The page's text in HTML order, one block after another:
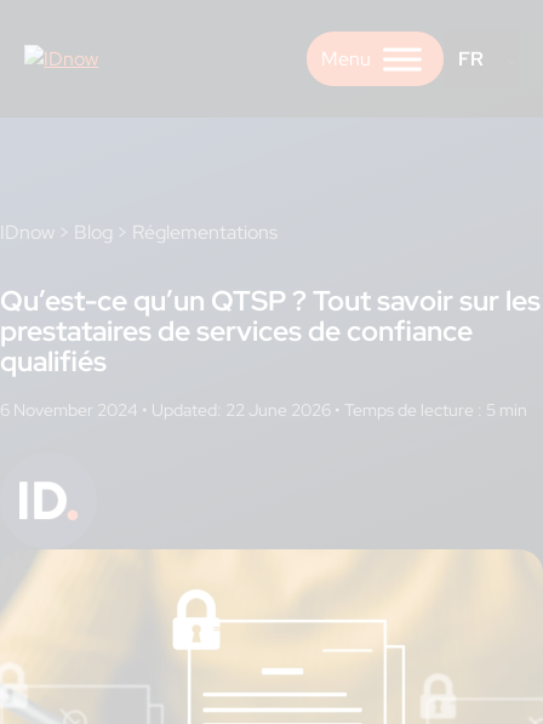
content
FR
IDnow > Blog > Réglementations
Qu’est-ce qu’un QTSP ? Tout savoir sur les
prestataires de services de confiance
qualifiés
6 November 2024 • Updated: 22 June 2026 •